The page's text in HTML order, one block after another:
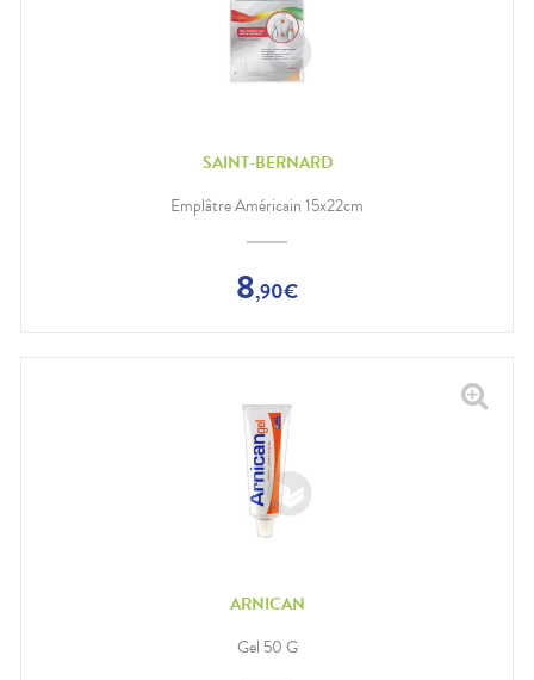
SAINT-BERNARD
Emplâtre Américain 15x22cm
8,90€
ARNICAN
Gel 50 G